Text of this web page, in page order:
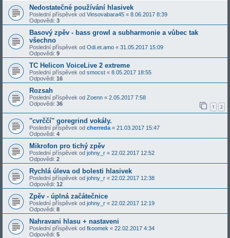
Nedostatečné používání hlasivek
Poslední příspěvek od Vinsovabara45 « 8.06.2017 8:39
Odpovědi: 3
Basový zpěv - bass growl a subharmonie a vůbec tak
všechno
Poslední příspěvek od Odi.et.amo « 31.05.2017 15:09
Odpovědi: 9
TC Helicon VoiceLive 2 extreme
Poslední příspěvek od smocst « 8.05.2017 18:55
Odpovědi: 16
Rozsah
Poslední příspěvek od Zoenn « 2.05.2017 7:58
Odpovědi: 36 1 2
''cvrččí'' goregrind vokály.
Poslední příspěvek od cherreda « 21.03.2017 15:47
Odpovědi: 4
Mikrofon pro tichý zpěv
Poslední příspěvek od johny_r « 22.02.2017 12:52
Odpovědi: 2
Rychlá úleva od bolesti hlasivek
Poslední příspěvek od johny_r « 22.02.2017 12:38
Odpovědi: 12
Zpěv - úplná začátečnice
Poslední příspěvek od johny_r « 22.02.2017 12:19
Odpovědi: 8
Nahravani hlasu + nastaveni
Poslední příspěvek od fkoomek « 22.02.2017 4:34
Odpovědi: 5